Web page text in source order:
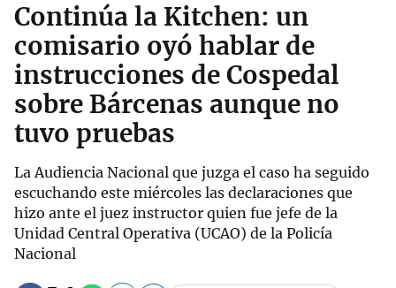
Continúa la Kitchen: un
comisario oyó hablar de
instrucciones de Cospedal
sobre Bárcenas aunque no
tuvo pruebas
La Audiencia Nacional que juzga el caso ha seguido
escuchando este miércoles las declaraciones que
hizo ante el juez instructor quien fue jefe de la
Unidad Central Operativa (UCAO) de la Policía
Nacional